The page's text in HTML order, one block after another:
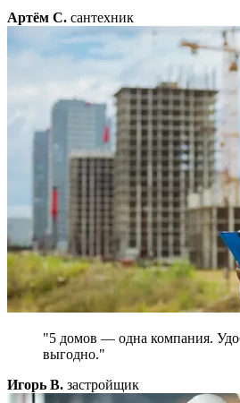
Артём С. сантехник
"5 домов — одна компания.
выгодно."
Игорь В. застройщик